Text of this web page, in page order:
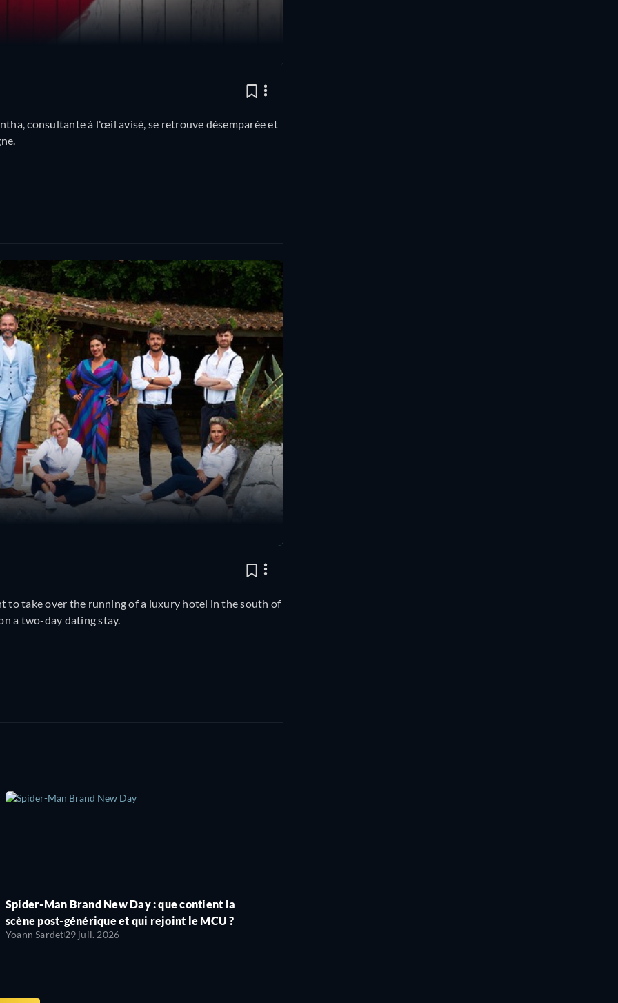
consultante à l'œil avisé, se retrouve désemparée et
to take over the running of a luxury hotel in the south of
a two-day dating stay.
Spider-Man Brand New Day : que contient la
scène post-générique et qui rejoint le MCU ?
Yoann Sardet29 juil. 2026